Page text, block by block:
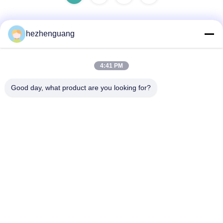
Adres: De Markt van Yingfengmachines, Nr 1192,
hezhenguang
4:41 PM
Good day, what product are you looking for?